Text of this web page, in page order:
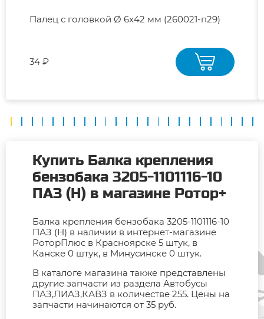
Палец с головкой Ø 6x42 мм (260021-п29)
34 ₽
Купить Балка крепления
бензобака 3205-1101116-10
ПАЗ (Н) в магазине Ротор+
Балка крепления бензобака 3205-1101116-10
ПАЗ (Н) в наличии в интернет-магазине
РоторПлюс в Красноярске 5 штук, в
Канске 0 штук, в Минусинске 0 штук.
В каталоге магазина также представлены
другие запчасти из раздела Автобусы
ПАЗ,ЛИАЗ,КАВЗ в количестве 255. Цены на
запчасти начинаются от 35 руб.